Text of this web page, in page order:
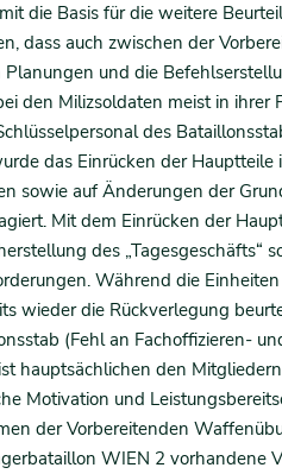
die Basis für die weitere
dass auch zwischen der
und die
den Milizsoldaten meist in ihrer
des
das Einrücken der Hauptteile
sowie auf Änderungen der
Mit dem Einrücken der
des „Tagesgeschäfts“
Während die
wieder die Rückverlegung
(Fehl an Fachoffizieren-
hauptsächlichen den
Motivation und
der Vorbereitenden
WIEN 2 vorhandene